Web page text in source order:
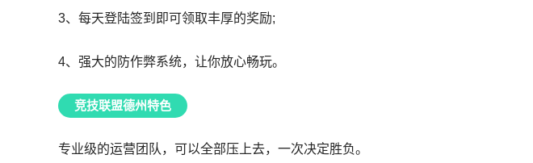
3、每天登陆签到即可领取丰厚的奖励;
4、强大的防作弊系统，让你放心畅玩。
竞技联盟德州特色
专业级的运营团队，可以全部压上去，一次决定胜负。